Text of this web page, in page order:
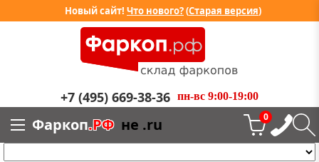
Новый сайт! Что нового?(Старая версия)
+7 (495) 669-38-36 пн-вс 9:00-19:00
Фаркоп.РФ не .ru 0